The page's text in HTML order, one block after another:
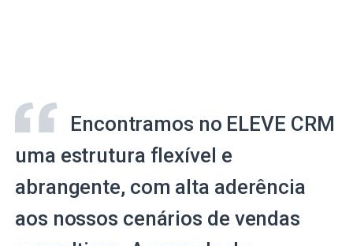
Encontramos no ELEVE CRM
uma estrutura flexível e
abrangente, com alta aderência
aos nossos cenários de vendas